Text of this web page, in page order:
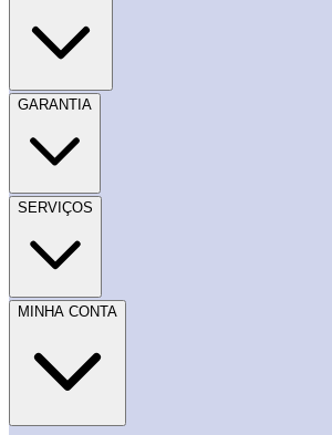
GARANTIA
SERVIÇOS
MINHA CONTA